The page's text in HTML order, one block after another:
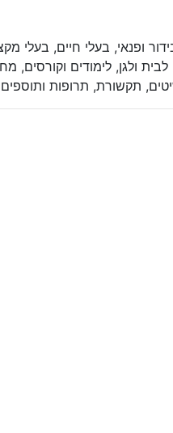
ופנאי, בעלי חיים, בעלי
ולגן, לימודים וקורסים,
תקשורת, תרופות ותוספים